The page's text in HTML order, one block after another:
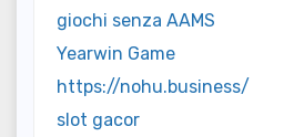
giochi senza AAMS
Yearwin Game
https://nohu.business/
slot gacor